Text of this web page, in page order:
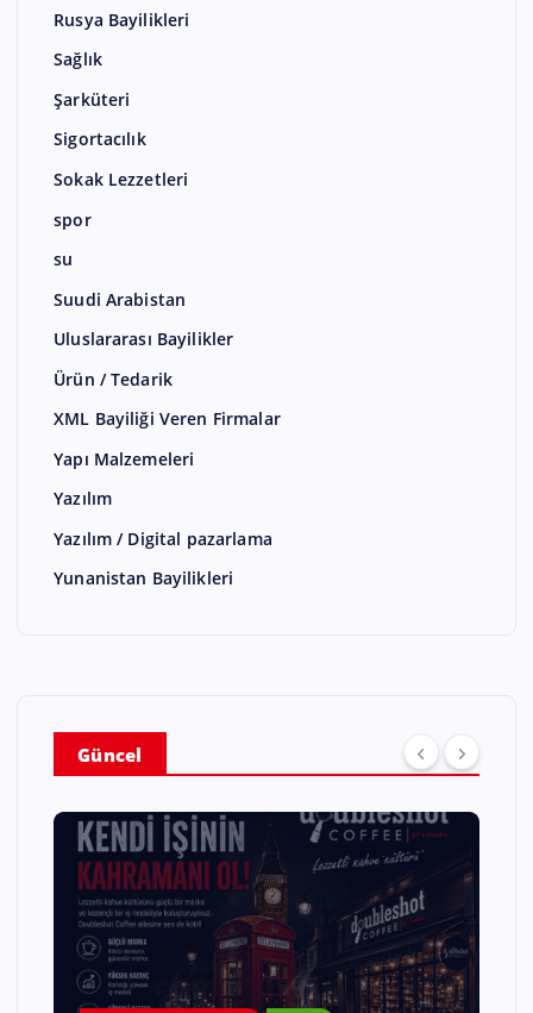
Rusya Bayilikleri
Sağlık
Şarküteri
Sigortacılık
Sokak Lezzetleri
spor
su
Suudi Arabistan
Uluslararası Bayilikler
Ürün / Tedarik
XML Bayiliği Veren Firmalar
Yapı Malzemeleri
Yazılım
Yazılım / Digital pazarlama
Yunanistan Bayilikleri
Güncel